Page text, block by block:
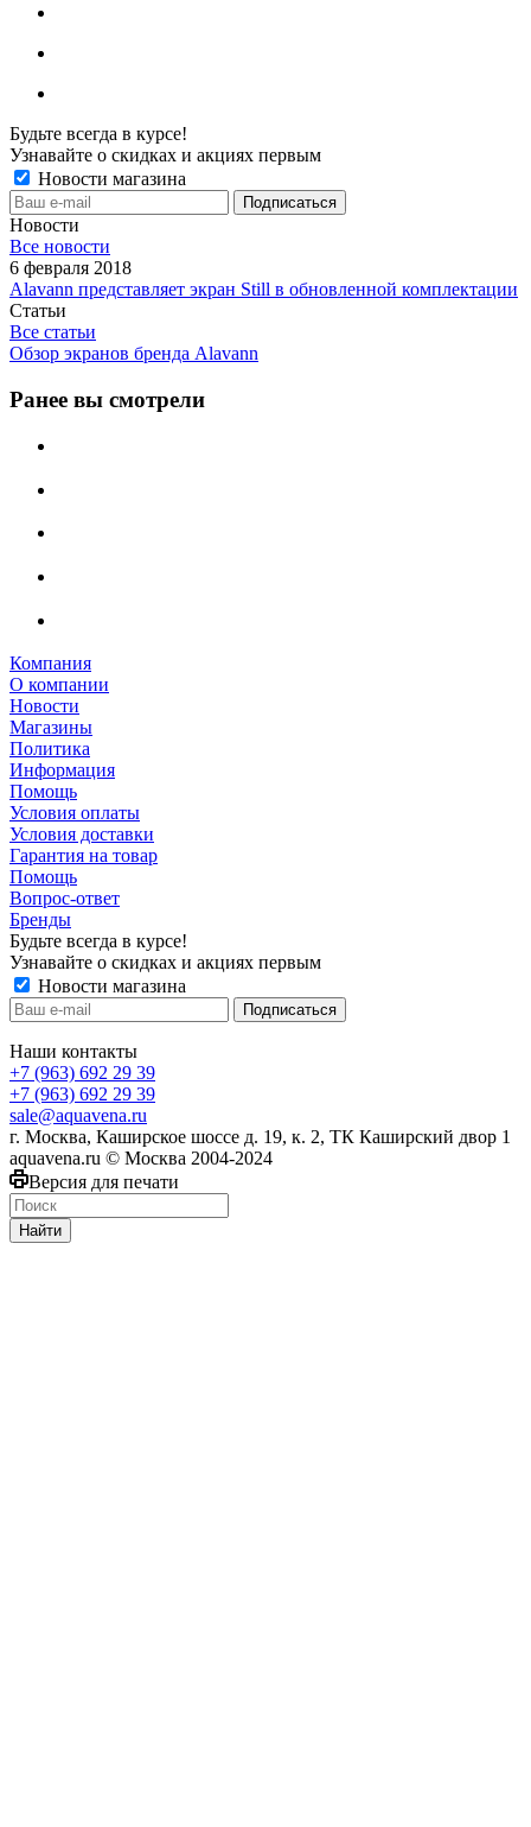
Будьте всегда в курсе!
Узнавайте о скидках и акциях первым
Новости магазина
Новости
Все новости
6 февраля 2018
Alavann представляет экран Still в обновленной комплектации
Статьи
Все статьи
Обзор экранов бренда Alavann
Ранее вы смотрели
Компания
О компании
Новости
Магазины
Политика
Информация
Помощь
Условия оплаты
Условия доставки
Гарантия на товар
Помощь
Вопрос-ответ
Бренды
Будьте всегда в курсе!
Узнавайте о скидках и акциях первым
Новости магазина
Наши контакты
+7 (963) 692 29 39
+7 (963) 692 29 39
sale@aquavena.ru
г. Москва, Каширское шоссе д. 19, к. 2, ТК Каширский двор 1
aquavena.ru © Москва 2004-2024
Версия для печати
Найти